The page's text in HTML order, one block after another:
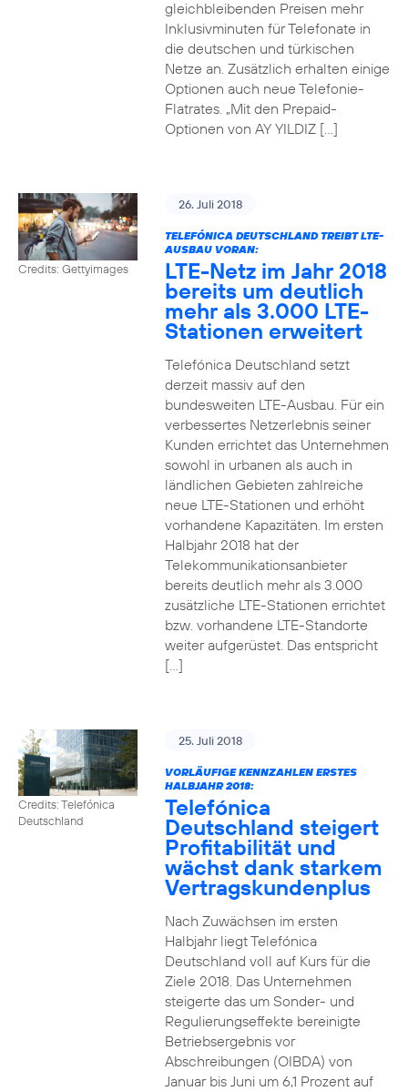
gleichbleibenden Preisen mehr
Inklusivminuten für Telefonate in
die deutschen und türkischen
Netze an. Zusätzlich erhalten einige
Optionen auch neue Telefonie-
Flatrates. „Mit den Prepaid-
Optionen von AY YILDIZ […]
Credits: Gettyimages
26. Juli 2018
TELEFÓNICA DEUTSCHLAND TREIBT LTE-
AUSBAU VORAN:
LTE-Netz im Jahr 2018
bereits um deutlich
mehr als 3.000 LTE-
Stationen erweitert
Telefónica Deutschland setzt
derzeit massiv auf den
bundesweiten LTE-Ausbau. Für ein
verbessertes Netzerlebnis seiner
Kunden errichtet das Unternehmen
sowohl in urbanen als auch in
ländlichen Gebieten zahlreiche
neue LTE-Stationen und erhöht
vorhandene Kapazitäten. Im ersten
Halbjahr 2018 hat der
Telekommunikationsanbieter
bereits deutlich mehr als 3.000
zusätzliche LTE-Stationen errichtet
bzw. vorhandene LTE-Standorte
weiter aufgerüstet. Das entspricht
[…]
Credits: Telefónica
Deutschland
25. Juli 2018
VORLÄUFIGE KENNZAHLEN ERSTES
HALBJAHR 2018:
Telefónica
Deutschland steigert
Profitabilität und
wächst dank starkem
Vertragskundenplus
Nach Zuwächsen im ersten
Halbjahr liegt Telefónica
Deutschland voll auf Kurs für die
Ziele 2018. Das Unternehmen
steigerte das um Sonder- und
Regulierungseffekte bereinigte
Betriebsergebnis vor
Abschreibungen (OIBDA) von
Januar bis Juni um 6,1 Prozent auf